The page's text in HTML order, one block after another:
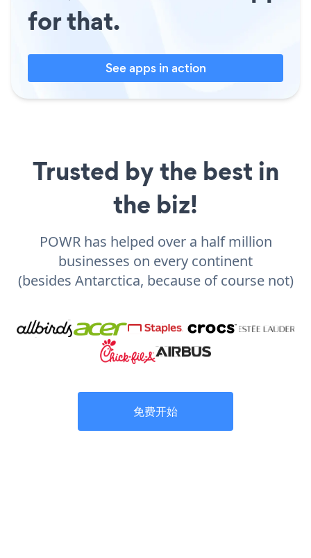
for that.
See apps in action
Trusted by the best in
the biz!
POWR has helped over a half million
businesses on every continent
(besides Antarctica, because of course not)
免费开始